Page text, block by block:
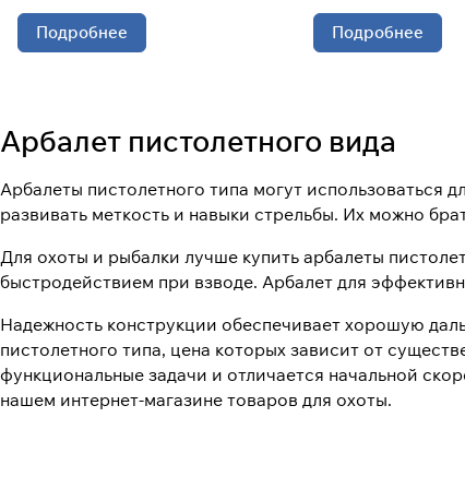
Подробнее Подробнее
Арбалет пистолетного вида
Арбалеты пистолетного типа могут использоваться
развивать меткость и навыки стрельбы. Их можно
Для охоты и рыбалки лучше купить арбалеты
быстродействием при взводе. Арбалет для
Надежность конструкции обеспечивает хорошую
пистолетного типа, цена которых зависит от
функциональные задачи и отличается начальной
нашем интернет-магазине товаров для охоты.